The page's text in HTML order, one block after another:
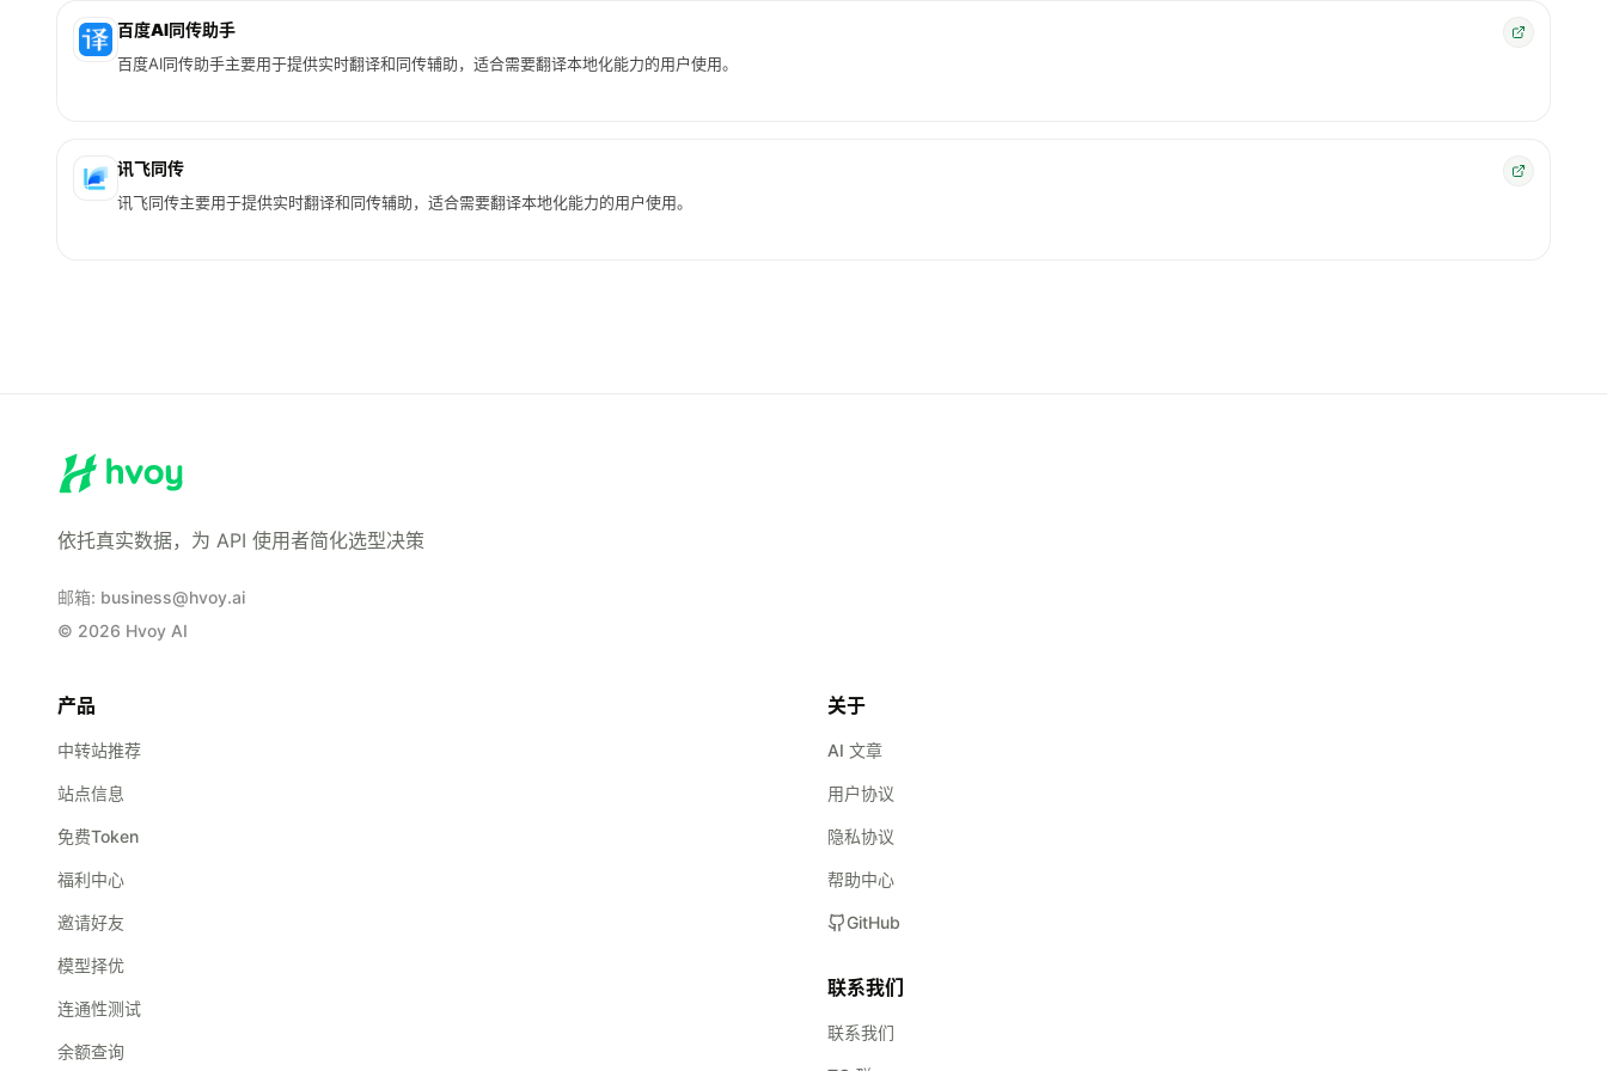
百度AI同传助手
百度AI同传助手主要用于提供实时翻译和同传辅助，适合需要翻译本地化能力的用户使用。
讯飞同传
讯飞同传主要用于提供实时翻译和同传辅助，适合需要翻译本地化能力的用户使用。
依托真实数据，为 API 使用者简化选型决策
邮箱: business@hvoy.ai
© 2026 Hvoy AI
产品
中转站推荐
站点信息
免费Token
福利中心
邀请好友
模型择优
连通性测试
余额查询
关于
AI 文章
用户协议
隐私协议
帮助中心
GitHub
联系我们
联系我们